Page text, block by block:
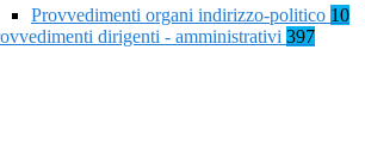
Provvedimenti organi indirizzo-politico 10
dirigenti - amministrativi 397